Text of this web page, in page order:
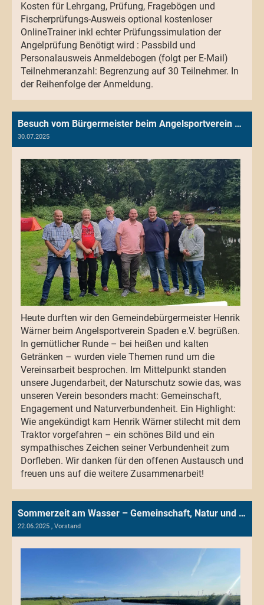
Kosten für Lehrgang, Prüfung, Fragebögen und
Fischerprüfungs-Ausweis optional kostenloser
OnlineTrainer inkl echter Prüfungssimulation der
Angelprüfung Benötigt wird : Passbild und
Personalausweis Anmeldebogen (folgt per E-Mail)
Teilnehmeranzahl: Begrenzung auf 30 Teilnehmer. In
der Reihenfolge der Anmeldung.
Besuch vom Bürgermeister beim Angelsportverein Spaden e.V.
30.07.2025
Heute durften wir den Gemeindebürgermeister Henrik
Wärner beim Angelsportverein Spaden e.V. begrüßen.
In gemütlicher Runde – bei heißen und kalten
Getränken – wurden viele Themen rund um die
Vereinsarbeit besprochen. Im Mittelpunkt standen
unsere Jugendarbeit, der Naturschutz sowie das, was
unseren Verein besonders macht: Gemeinschaft,
Engagement und Naturverbundenheit. Ein Highlight:
Wie angekündigt kam Henrik Wärner stilecht mit dem
Traktor vorgefahren – ein schönes Bild und ein
sympathisches Zeichen seiner Verbundenheit zum
Dorfleben. Wir danken für den offenen Austausch und
freuen uns auf die weitere Zusammenarbeit!
Sommerzeit am Wasser – Gemeinschaft, Natur und Vorfreude
22.06.2025 , Vorstand